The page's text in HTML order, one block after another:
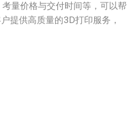
量价格与交付时间等，可以帮
提供高质量的3D打印服务，